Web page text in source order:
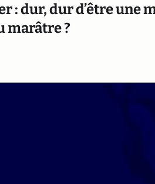
: dur, dur d’être une
marâtre ?